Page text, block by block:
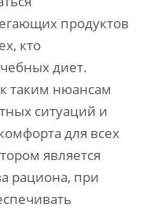
продуктов
кто
диет.
таким нюансам
ситуаций и
для всех
является
рациона, при